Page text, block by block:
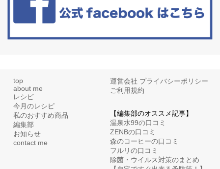
top
about me
レシピ
今月のレシピ
私のおすすめ商品
編集部
お知らせ
contact me
運営会社 プライバシーポリシー
ご利用規約
【編集部のオススメ記事】
温泉水99の口コミ
ZENBの口コミ
森のコーヒーの口コミ
フルリの口コミ
除菌・ウイルス対策のまとめ